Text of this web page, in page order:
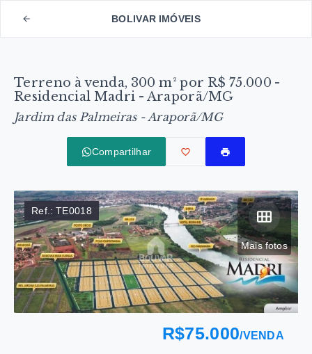
BOLIVAR IMÓVEIS
Terreno à venda, 300 m² por R$ 75.000 -
Residencial Madri - Araporã/MG
Jardim das Palmeiras - Araporã/MG
Compartilhar
Mais fotos
Ref.:TE0018
R$75.000/VENDA